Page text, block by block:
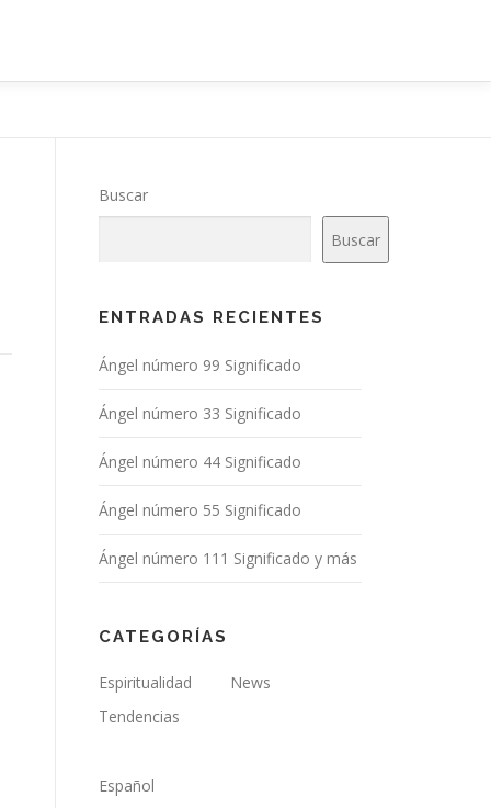
Buscar
Buscar
ENTRADAS RECIENTES
Ángel número 99 Significado
Ángel número 33 Significado
Ángel número 44 Significado
Ángel número 55 Significado
Ángel número 111 Significado y más
CATEGORÍAS
Espiritualidad
News
Tendencias
Español